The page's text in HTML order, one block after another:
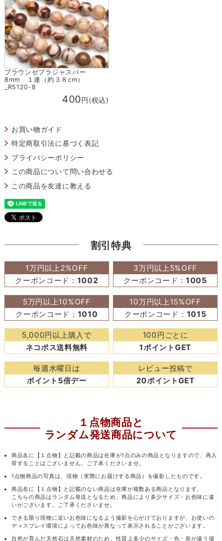
ブラウンゼブラジャスパー
8mm １連（約３８cm）
_R5120-8
400円(税込)
お買い物ガイド
特定商取引法に基づく表記
プライバシーポリシー
この商品について問い合わせる
この商品を友達に教える
割引特典
1万円以上2%OFF
クーポンコード： 1002
3万円以上5%OFF
クーポンコード：1005
5万円以上10%OFF
クーポンコード： 1010
10万円以上15%OFF
クーポンコード： 1015
5,000円以上購入で
ネコポス送料無料
100円ごとに
1ポイントGET
毎週水曜日は
ポイント5倍デー
レビュー投稿で
20ポイントGET
１点物商品と
ランダム発送商品について
商品名に【１点物】と記載の商品は在庫が1点のみの商品となりますので、再入
荷することはございません。ご了承くださいませ。
1点物商品の写真は、現物（実際にお届けする商品）を撮影したものです。
商品名に【１点物】と記載のない商品は在庫が複数ある商品となります。
こちらの商品はランダム発送となるため、商品により多少サイズ・お色味に違
いがございます。ご了承くださいませ。
できる限り現物に近いお色味になるよう撮影を心がけておりますが、お使いの
ディスプレイ環境によってお色味が異なって表示されることがございます。
自然が育んだ天然石は天然素材のため、性質上多少のサイズ・色・形が違う場